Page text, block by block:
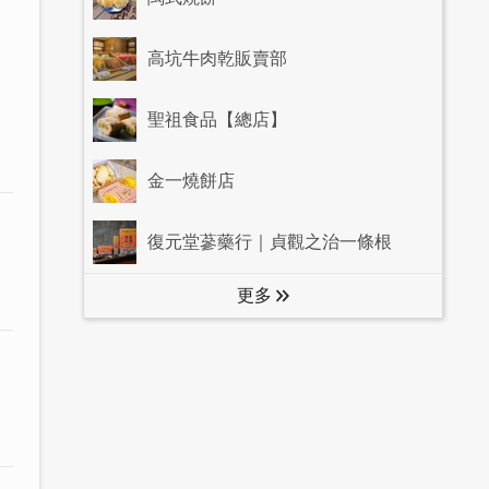
高坑牛肉乾販賣部
聖祖食品【總店】
金一燒餅店
復元堂蔘藥行｜貞觀之治一條根
更多